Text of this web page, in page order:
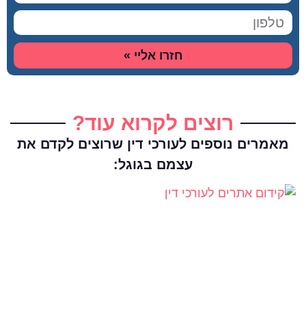
חזרו אליי »
רוצים לקרוא עוד?
מאמרים נוספים לעורכי דין שרוצים לקדם את
עצמם בגוגל: